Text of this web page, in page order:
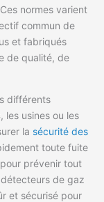
normes varient
commun de
et fabriqués
de qualité, de
différents
, les usines ou les
la sécurité des
toute fuite
prévenir tout
détecteurs de gaz
et sécurisé pour